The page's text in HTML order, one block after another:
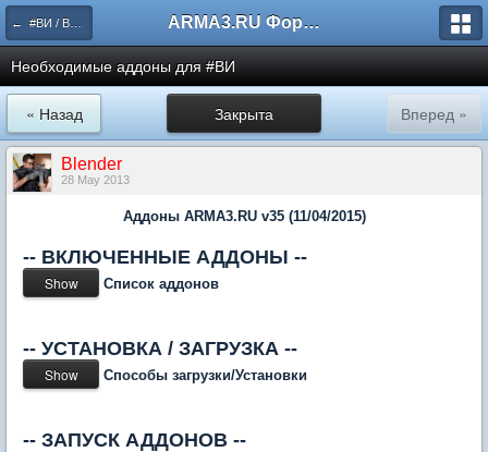
← #ВИ / Воскресные игры ARMA3.RU Форум
Необходимые аддоны для #ВИ
Закрыта
« Назад Вперед »
Blender
28 May 2013
Аддоны ARMA3.RU v35 (11/04/2015)
-- ВКЛЮЧЕННЫЕ АДДОНЫ --
Список аддонов
-- УСТАНОВКА / ЗАГРУЗКА --
Способы загрузки/Установки
-- ЗАПУСК АДДОНОВ --